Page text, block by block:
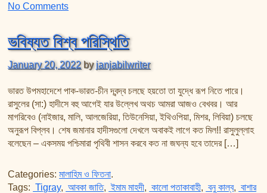
No Commentson শামের ফেতনার সূচনা!!
ভবিষ্যত বিশ্ব পরিস্থিতি
January 20, 2022 byjanjabilwriter
ভারত উপমহাদেশে পাক-ভারত-চীন দ্বন্দ্ব চলছে হয়তো তা যুদ্ধে রূপ নিতে পারে।
রাসুলের (সা:) হাদীসে বহু আগেই যার উল্লেখ অথচ আমরা আজও বেখবর। আর
মাগরিবেও (নাইজার, মালি, আলজেরিয়া, তিউনেসিয়া, ইথিওপিয়া, মিশর, লিবিয়া) চলছে
অনুরূপ বিপ্লব। শেষ জমানার হাদীসগুলো দেখলে অবাকই লাগে কত মিল!! রাসুলুল্লাহ
বলেছেন – একসময় পশ্চিমারা পৃথিবী শাসন করবে কত না জঘন্য হবে তাদের […]
Categories: মালাহিম ও ফিতনা.
Tags: Tigray, আবকা জাতি, ইমাম মাহদী, কালো পতাকাবাহী, বনু কাল্ব, বাশার